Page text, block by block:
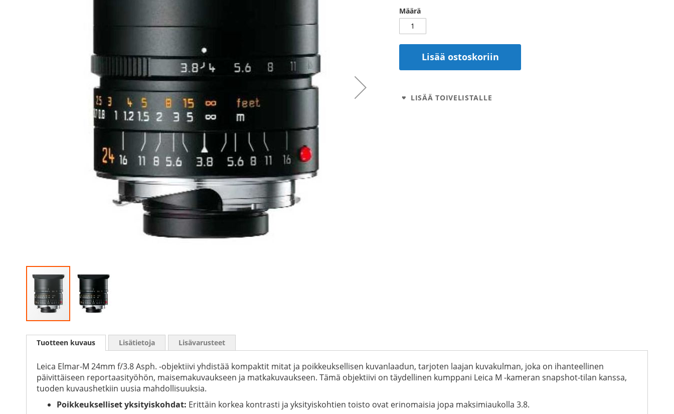
Määrä
Lisää ostoskoriin
LISÄÄ TOIVELISTALLE
to
images
gallery
Tuotteen kuvaus
Leica Elmar-M 24mm f/3.8 Asph. -objektiivi yhdistää kompaktit mitat ja poikkeuksellisen kuvanlaadun, tarjoten laajan kuvakulman, joka on ihanteellinen
päivittäiseen reportaasityöhön, maisemakuvaukseen ja matkakuvaukseen. Tämä objektiivi on täydellinen kumppani Leica M -kameran snapshot-tilan kanssa,
tuoden kuvaushetkiin uusia mahdollisuuksia.
Poikkeukselliset yksityiskohdat: Erittäin korkea kontrasti ja yksityiskohtien toisto ovat erinomaisia jopa maksimiaukolla 3.8.
Lisätietoja Lisävarusteet